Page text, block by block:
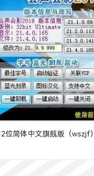
位简体中文旗舰版（wszjf）